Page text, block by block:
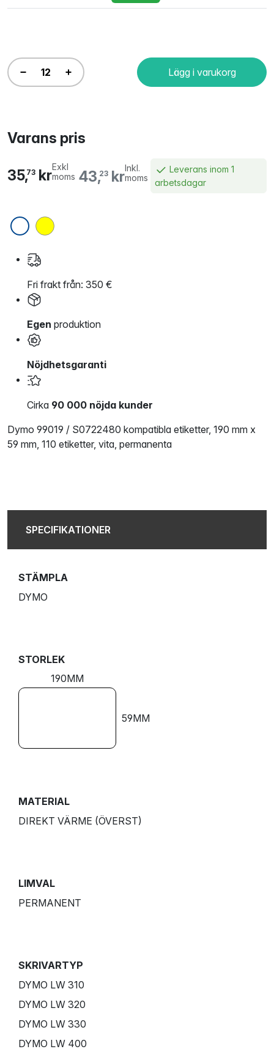
Lägg i varukorg
Varans pris
43,23 krInkl.
moms
35,73 krExkl
moms
Leverans inom 1
arbetsdagar
Fri frakt från: 350 €
Egen produktion
Nöjdhetsgaranti
Cirka 90 000 nöjda kunder
Dymo 99019 / S0722480 kompatibla etiketter, 190 mm x
59 mm, 110 etiketter, vita, permanenta
SPECIFIKATIONER
STÄMPLA
DYMO
STORLEK
190MM
59MM
MATERIAL
DIREKT VÄRME (ÖVERST)
LIMVAL
PERMANENT
SKRIVARTYP
DYMO LW 310
DYMO LW 320
DYMO LW 330
DYMO LW 400